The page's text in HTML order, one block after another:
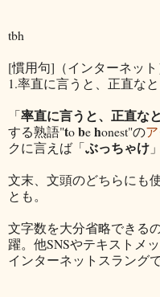
tbh
[慣用句]（インターネット
1.率直に言うと、正直な
「率直に言うと、正直な
する熟語"tobehonest"の
クに言えば「ぶっちゃけ
文末、文頭のどちらにも
とも。
文字数を大分省略できる
躍。他SNSやテキストメ
インターネットスラングで